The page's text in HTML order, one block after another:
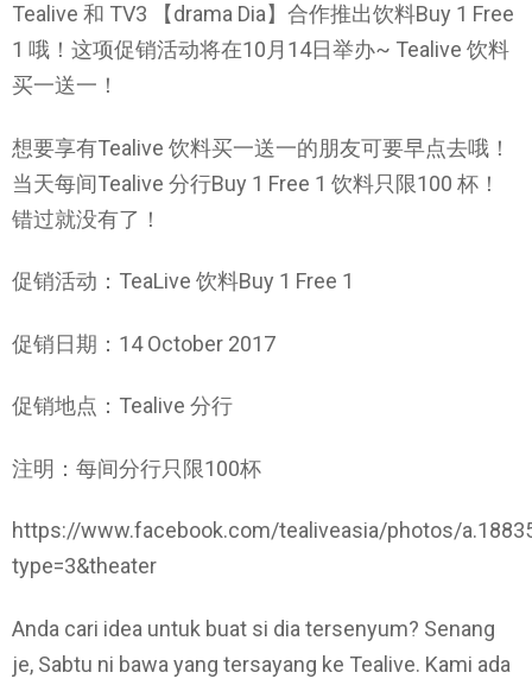
Tealive 和 TV3 【drama Dia】合作推出饮料Buy 1 Free
1 哦！这项促销活动将在10月14日举办~ Tealive 饮料
买一送一！
想要享有Tealive 饮料买一送一的朋友可要早点去哦！
当天每间Tealive 分行Buy 1 Free 1 饮料只限100 杯！
错过就没有了！
促销活动：TeaLive 饮料Buy 1 Free 1
促销日期：14 October 2017
促销地点：Tealive 分行
注明：每间分行只限100杯
https://www.facebook.com/tealiveasia/photos/
type=3&theater
Anda cari idea untuk buat si dia tersenyum? Senang
je, Sabtu ni bawa yang tersayang ke Tealive. Kami ada